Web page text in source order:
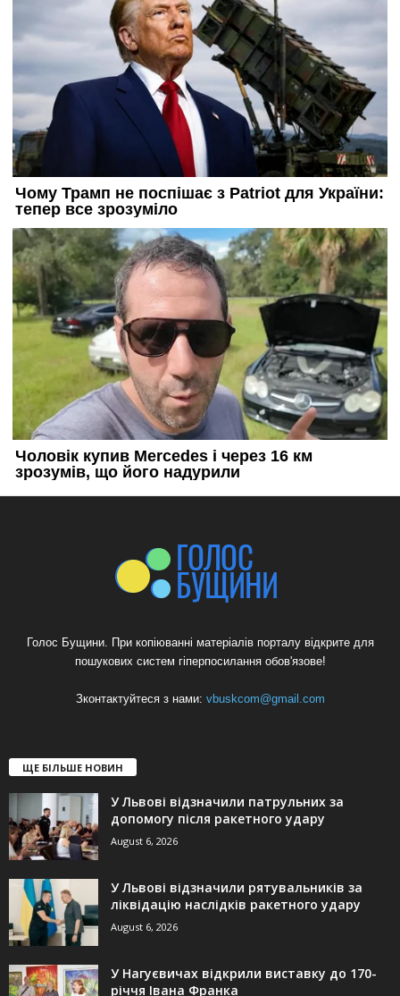
Голос Бущини. При копіюванні матеріалів порталу відкрите для
пошукових систем гіперпосилання обов'язове!
Зконтактуйтеся з нами: vbuskcom@gmail.com
ЩЕ БІЛЬШЕ НОВИН
У Львові відзначили патрульних за
допомогу після ракетного удару
August 6, 2026
У Львові відзначили рятувальників за
ліквідацію наслідків ракетного удару
August 6, 2026
У Нагуєвичах відкрили виставку до 170-
річчя Івана Франка